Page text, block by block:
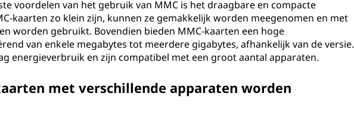
voordelen van het gebruik van MMC is het draagbare en compacte
kaarten zo klein zijn, kunnen ze gemakkelijk worden meegenomen en met
worden gebruikt. Bovendien bieden MMC-kaarten een hoge
van enkele megabytes tot meerdere gigabytes, afhankelijk van de versie.
energieverbruik en zijn compatibel met een groot aantal apparaten.
met verschillende apparaten worden